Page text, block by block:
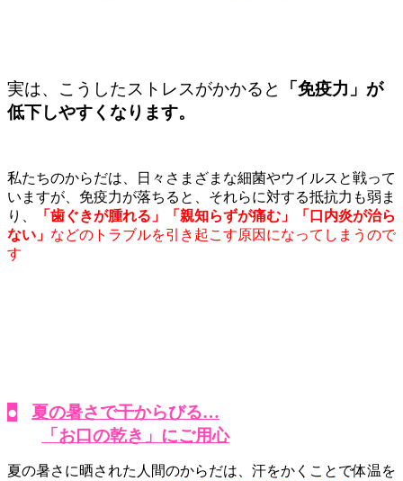
実は、こうしたストレスがかかると
「免疫力」が
低下しやすくなります。
私たちのからだは、日々さまざまな細菌やウイルスと戦って
いますが、免疫力が落ちると、それらに対する抵抗力も弱ま
り、
「歯ぐきが腫れる」「親知らずが痛む」「口内炎が治ら
ない」 などのトラブルを引き起こす原因になってしまうので
す
●
夏の暑さで干からびる…
「お口の乾き」にご用心
夏の暑さに晒された人間のからだは、汗をかくことで体温を